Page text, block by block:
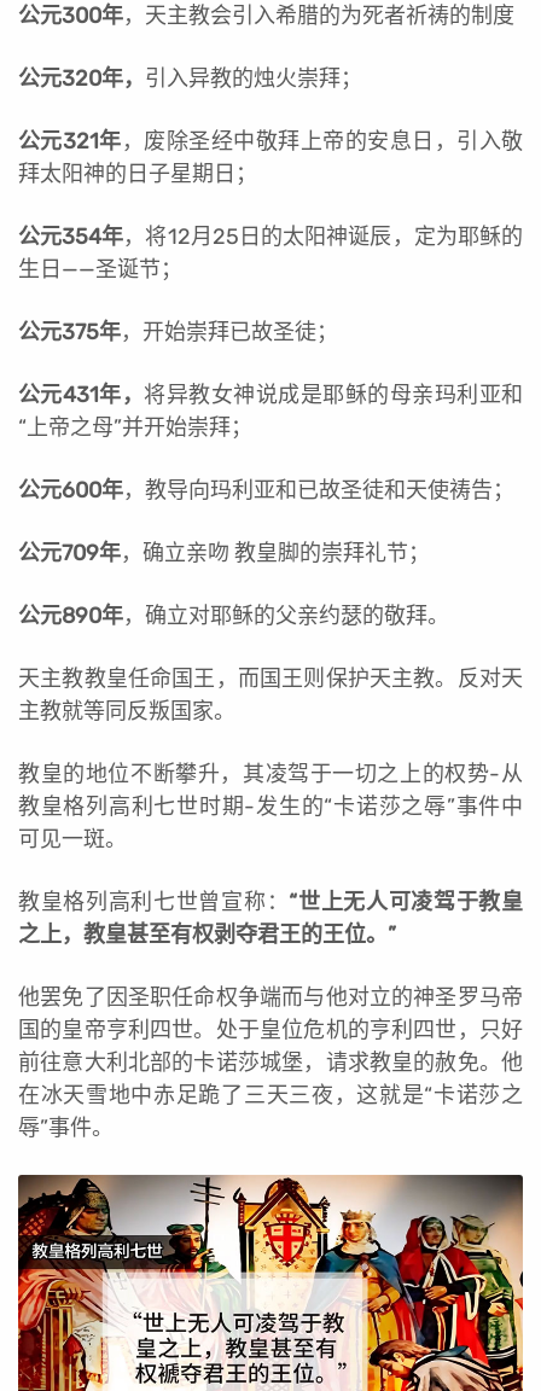
公元300年，天主教会引入希腊的为死者祈祷的制度
公元320年， 引入异教的烛火崇拜；
公元321年，废除圣经中敬拜上帝的安息日，引入敬
拜太阳神的日子星期日；
公元354年，将12月25日的太阳神诞辰，定为耶稣的
生日——圣诞节；
公元375年，开始崇拜已故圣徒；
公元431年， 将异教女神说成是耶稣的母亲玛利亚和
“上帝之母”并开始崇拜；
公元600年，教导向玛利亚和已故圣徒和天使祷告；
公元709年，确立亲吻 教皇脚的崇拜礼节；
公元890年，确立对耶稣的父亲约瑟的敬拜。
天主教教皇任命国王，而国王则保护天主教。反对天
主教就等同反叛国家。
教皇的地位不断攀升，其凌驾于一切之上的权势-从
教皇格列高利七世时期-发生的“卡诺莎之辱”事件中
可见一斑。
教皇格列高利七世曾宣称： “世上无人可凌驾于教皇
之上，教皇甚至有权剥夺君王的王位。”
他罢免了因圣职任命权争端而与他对立的神圣罗马帝
国的皇帝亨利四世。处于皇位危机的亨利四世，只好
前往意大利北部的卡诺莎城堡，请求教皇的赦免。他
在冰天雪地中赤足跪了三天三夜，这就是“卡诺莎之
辱”事件。